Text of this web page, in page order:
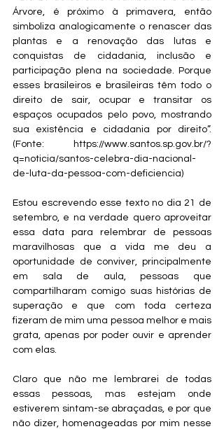
Árvore, é próximo à primavera, então
simboliza analogicamente o renascer das
plantas e a renovação das lutas e
conquistas de cidadania, inclusão e
participação plena na sociedade. Porque
esses brasileiros e brasileiras têm todo o
direito de sair, ocupar e transitar os
espaços ocupados pelo povo, mostrando
sua existência e cidadania por direito”.
(Fonte: https://www.santos.sp.gov.br/?
q=noticia/santos-celebra-dia-nacional-
de-luta-da-pessoa-com-deficiencia)
Estou escrevendo esse texto no dia 21 de
setembro, e na verdade quero aproveitar
essa data para relembrar de pessoas
maravilhosas que a vida me deu a
oportunidade de conviver, principalmente
em sala de aula, pessoas que
compartilharam comigo suas histórias de
superação e que com toda certeza
fizeram de mim uma pessoa melhor e mais
grata, apenas por poder ouvir e aprender
com elas.
Claro que não me lembrarei de todas
essas pessoas, mas estejam onde
estiverem sintam-se abraçadas, e por que
não dizer, homenageadas por mim nesse